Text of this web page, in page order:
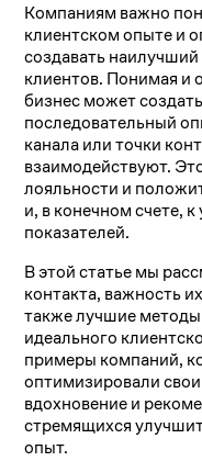
Компаниям важно
клиентском опыте и
создавать
клиентов. Понимая и
бизнес может
последовательный
канала или точки
взаимодействуют.
лояльности и
и, в конечном счете,
показателей.
В этой статье мы
контакта, важность
также лучшие
идеального
примеры компаний,
оптимизировали
вдохновение и
стремящихся
опыт.